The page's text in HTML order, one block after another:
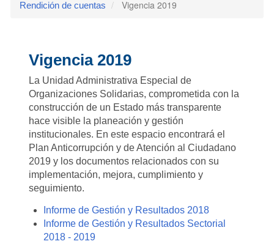
Rendición de cuentas Vigencia 2019
Vigencia 2019
La Unidad Administrativa Especial de
Organizaciones Solidarias, comprometida con la
construcción de un Estado más transparente
hace visible la planeación y gestión
institucionales. En este espacio encontrará el
Plan Anticorrupción y de Atención al Ciudadano
2019 y los documentos relacionados con su
implementación, mejora, cumplimiento y
seguimiento.
Informe de Gestión y Resultados 2018
Informe de Gestión y Resultados Sectorial
2018 - 2019